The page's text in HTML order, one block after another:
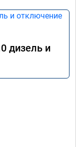
дизель и